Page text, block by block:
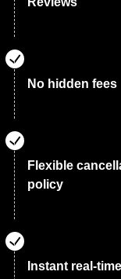
No hidden fees
Flexible
policy
Instant real-time